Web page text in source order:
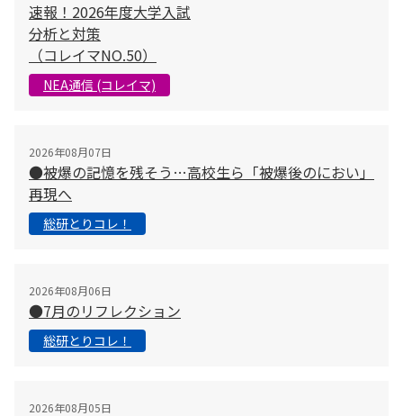
速報！2026年度大学入試
分析と対策
（コレイマNO.50）
NEA通信 (コレイマ)
2026年08月07日
●被爆の記憶を残そう…高校生ら「被爆後のにおい」
再現へ
総研とりコレ！
2026年08月06日
●7月のリフレクション
総研とりコレ！
2026年08月05日